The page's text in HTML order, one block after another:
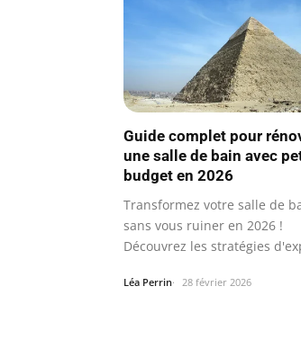
Guide complet pour
une salle de bain avec
budget en 2026
Transformez votre salle de
sans vous ruiner en 2026 !
Découvrez les stratégies
Léa Perrin 28 février 2026